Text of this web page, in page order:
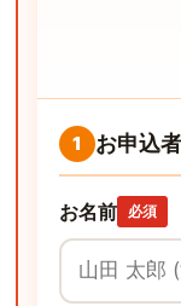
1 お申込
お名前 必須